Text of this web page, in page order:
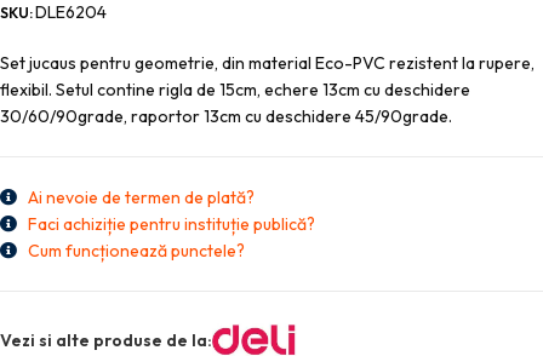
SKU:DLE6204
Set jucaus pentru geometrie, din material Eco-PVC rezistent la rupere,
flexibil. Setul contine rigla de 15cm, echere 13cm cu deschidere
30/60/90grade, raportor 13cm cu deschidere 45/90grade.
Ai nevoie de termen de plată?
Faci achiziție pentru instituție publică?
Cum funcționează punctele?
Vezi si alte produse de la: